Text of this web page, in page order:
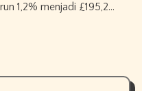
1,2% menjadi £195,2…